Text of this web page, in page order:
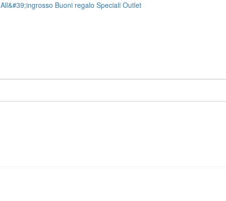
All&#39;ingrosso Buoni regalo Speciali Outlet